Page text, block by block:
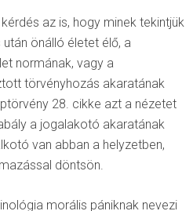
az is, hogy minek tekintjük
önálló életet élő, a
normának, vagy a
törvényhozás akaratának
28. cikke azt a nézetet
a jogalakotó akaratának
van abban a helyzetben,
döntsön.
morális pániknak nevezi